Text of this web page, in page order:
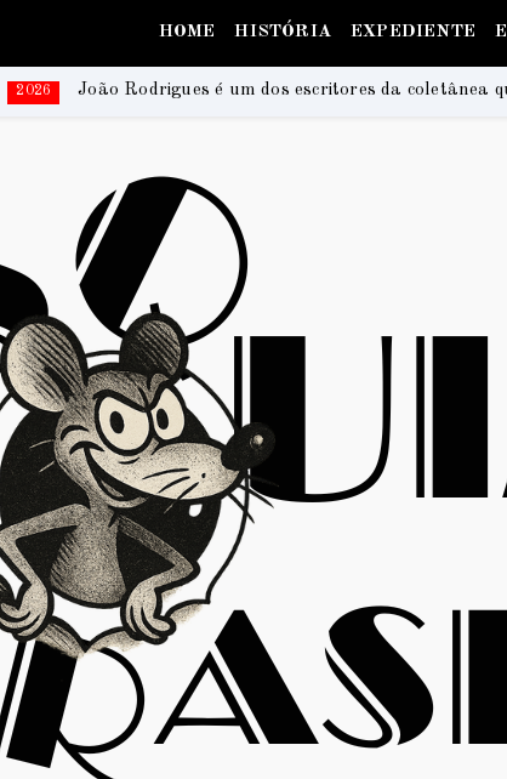
HOME HISTÓRIA EXPEDIENTE
dos escritores da coletânea que registra histórias e